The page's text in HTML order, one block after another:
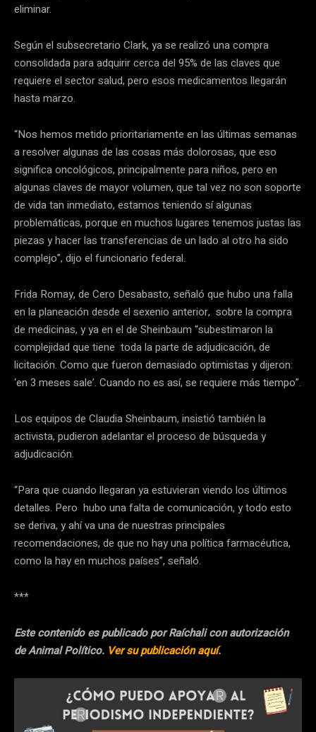
eliminar.
Según el subsecretario Clark, ya se realizó una compra
consolidada para adquirir cerca del 95% de las claves que
requiere el sector salud, pero esos medicamentos llegarán
hasta marzo.
“Nos hemos metido prioritariamente en las últimas semanas
a resolver algunas de las cosas más dolorosas, que eso
significa oncológicos, principalmente para niños, pero en
algunas claves de mayor volumen, que tal vez no son soporte
de vida tan inmediato, estamos teniendo sí algunas
problemáticas, porque en muchos lugares tenemos justas las
piezas y hacer las transferencias de un lado al otro ha sido
complejo”, dijo el funcionario federal.
Frida Romay, de Cero Desabasto, señaló que hubo una falla
en la planeación desde el sexenio anterior, sobre la compra
de medicinas, y ya en el de Sheinbaum “subestimaron la
complejidad que tiene toda la parte de adjudicación, de
licitación. Como que fueron demasiado optimistas y dijeron:
‘en 3 meses sale’. Cuando no es así, se requiere más tiempo”.
Los equipos de Claudia Sheinbaum, insistió también la
activista, pudieron adelantar el proceso de búsqueda y
adjudicación.
“Para que cuando llegaran ya estuvieran viendo los últimos
detalles. Pero hubo una falta de comunicación, y todo esto
se deriva, y ahí va una de nuestras principales
recomendaciones, de que no hay una política farmacéutica,
como la hay en muchos países”, señaló.
***
Este contenido es publicado por Raíchali con autorización
de Animal Político. Ver su publicación aquí.